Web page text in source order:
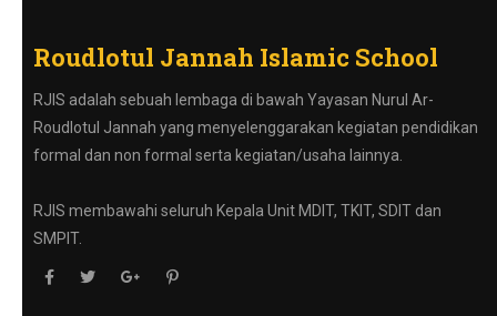
Roudlotul Jannah Islamic School
RJIS adalah sebuah lembaga di bawah Yayasan Nurul Ar-
Roudlotul Jannah yang menyelenggarakan kegiatan pendidikan
formal dan non formal serta kegiatan/usaha lainnya.
RJIS membawahi seluruh Kepala Unit MDIT, TKIT, SDIT dan
SMPIT.